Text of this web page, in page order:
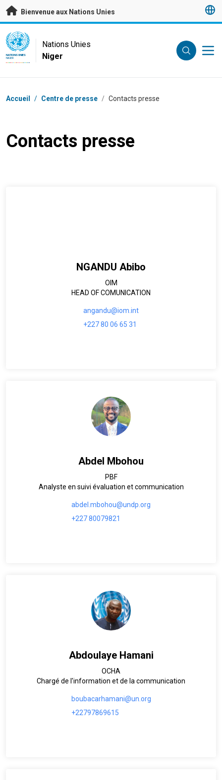
Passer au contenu principal
Bienvenue aux Nations Unies
UN Logo
NATIONS UNIES
NIGER
Nations Unies
Niger
Fil d'Ariane
Accueil / Centre de presse / Contacts presse
Contacts presse
NGANDU Abibo
OIM
HEAD OF COMUNICATION
angandu@iom.int
+227 80 06 65 31
Abdel Mbohou
PBF
Analyste en suivi évaluation et communication
abdel.mbohou@undp.org
+227 80079821
Abdoulaye Hamani
OCHA
Chargé de l'information et de la communication
boubacarhamani@un.org
+22797869615